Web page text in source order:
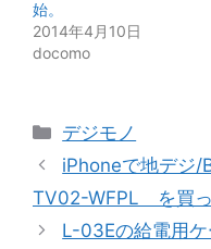
始。
2014年4月10日
docomo
カ
テ
リ
ー
デジモノ
iPhoneで地デジ
TV02-WFPL を買っ
L-03Eの給電用